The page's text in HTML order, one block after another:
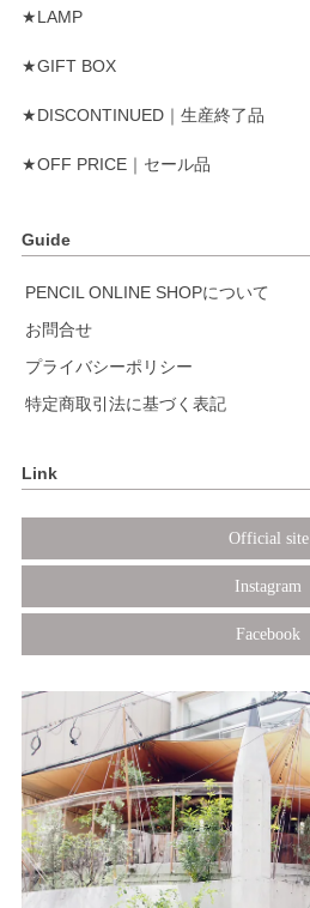
★LAMP
★GIFT BOX
★DISCONTINUED｜生産終了品
★OFF PRICE｜セール品
Guide
PENCIL ONLINE SHOPについて
お問合せ
プライバシーポリシー
特定商取引法に基づく表記
Link
Official site
Instagram
Facebook